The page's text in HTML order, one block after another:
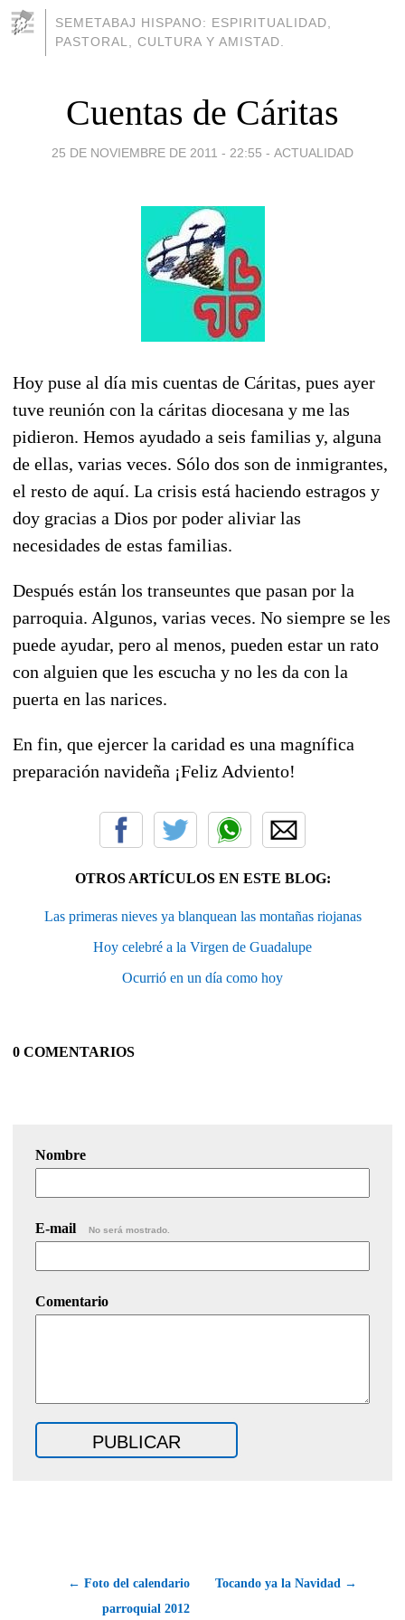
SEMETABAJ HISPANO: ESPIRITUALIDAD,
PASTORAL, CULTURA Y AMISTAD.
Cuentas de Cáritas
25 DE NOVIEMBRE DE 2011 - 22:55 - ACTUALIDAD
Hoy puse al día mis cuentas de Cáritas, pues ayer
tuve reunión con la cáritas diocesana y me las
pidieron. Hemos ayudado a seis familias y, alguna
de ellas, varias veces. Sólo dos son de inmigrantes,
el resto de aquí. La crisis está haciendo estragos y
doy gracias a Dios por poder aliviar las
necesidades de estas familias.
Después están los transeuntes que pasan por la
parroquia. Algunos, varias veces. No siempre se les
puede ayudar, pero al menos, pueden estar un rato
con alguien que les escucha y no les da con la
puerta en las narices.
En fin, que ejercer la caridad es una magnífica
preparación navideña ¡Feliz Adviento!
OTROS ARTÍCULOS EN ESTE BLOG:
Las primeras nieves ya blanquean las montañas riojanas
Hoy celebré a la Virgen de Guadalupe
Ocurrió en un día como hoy
0 COMENTARIOS
Nombre
E-mail No será mostrado.
Comentario
← Foto del calendario
parroquial 2012
Tocando ya la Navidad →